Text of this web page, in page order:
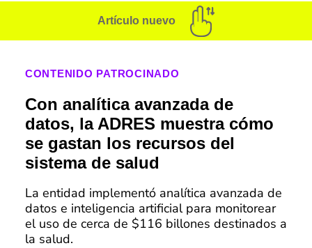
Artículo nuevo
CONTENIDO PATROCINADO
Con analítica avanzada de
datos, la ADRES muestra cómo
se gastan los recursos del
sistema de salud
La entidad implementó analítica avanzada de
datos e inteligencia artificial para monitorear
el uso de cerca de $116 billones destinados a
la salud.